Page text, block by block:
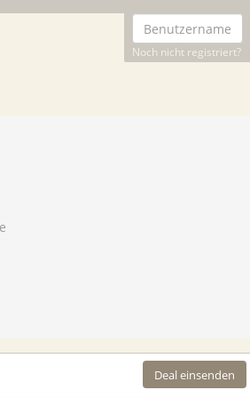
Noch nicht registriert?
Deal einsenden